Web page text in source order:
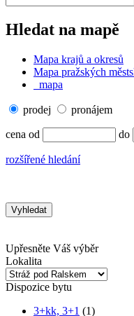
Hledat na mapě
Mapa krajů a okresů
Mapa pražských
mapa
prodej pronájem
cena od do
rozšířené hledání
Upřesněte Váš výběr
Lokalita
Dispozice bytu
3+kk, 3+1 (1)